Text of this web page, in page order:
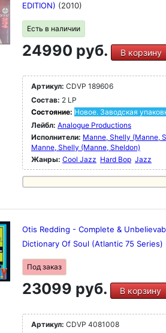
EDITION) (2010)
Есть в наличии
24990 руб. В корзину
Артикул: CDVP 189606
Состав: 2 LP
Состояние: Новое. Заводская
Лейбл: Analogue Productions
Исполнители: Manne, Shelly (Manne,
Manne, Shelly (Manne, Sheldon)
Жанры: Cool Jazz Hard Bop Jazz
Otis Redding - Complete &
Dictionary Of Soul (Atlantic 75 Series)
Под заказ
23099 руб. В корзину
Артикул: CDVP 4081008